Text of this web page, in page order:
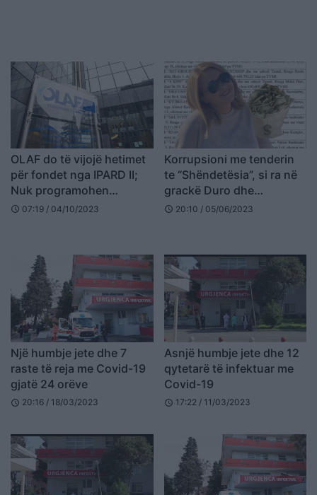
OLAF do të vijojë hetimet
për fondet nga IPARD II;
Nuk programohen
disbursime nga programi
schedule 07:19 / 04/10/2023
Korrupsioni me tenderin
te “Shëndetësia”, si ra në
grackë Duro dhe
specialistja: U kapën
schedule 20:10 / 05/06/2023
Një humbje jete dhe 7
raste të reja me Covid-19
gjatë 24 orëve
schedule 20:16 / 18/03/2023
Asnjë humbje jete dhe 12
qytetarë të infektuar me
Covid-19
schedule 17:22 / 11/03/2023